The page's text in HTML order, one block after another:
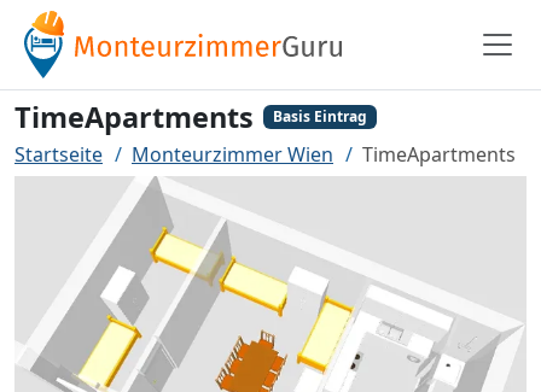
TimeApartments Basis Eintrag
Startseite Monteurzimmer Wien TimeApartments